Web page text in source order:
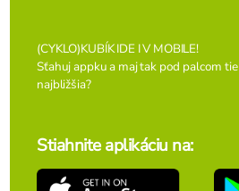
(CYKLO)KUBÍK IDE I V MOBILE!
Sťahuj appku a maj tak pod palcom
najbližšia?
Stiahnite aplikáciu na: